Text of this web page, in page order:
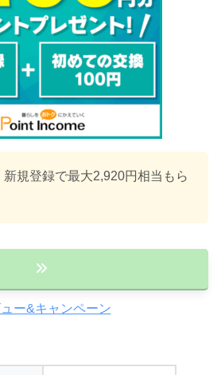
新規登録で最大2,920円相当もら
ー&キャンペーン